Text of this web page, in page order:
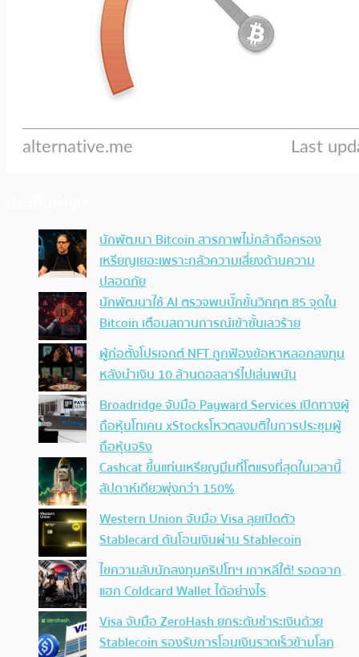
นักพัฒนา Bitcoin สารภาพไม่กล้าถือครอง
เหรียญเยอะเพราะกลัวความเสี่ยงด้านความ
ปลอดภัย
นักพัฒนาใช้ AI ตรวจพบบั๊กขั้นวิกฤต 85 จุดใน
Bitcoin เตือนสถานการณ์เข้าขั้นเลวร้าย
ผู้ก่อตั้งโปรเจกต์ NFT ถูกฟ้องข้อหาหลอกลงทุน
หลังนำเงิน 10 ล้านดอลลาร์ไปเล่นพนัน
Broadridge จับมือ Payward Services เปิดทางผู้
ถือหุ้นโทเคน xStocksโหวตลงมติในการประชุมผู้
ถือหุ้นจริง
Cashcat ขึ้นแท่นเหรียญมีมที่โตแรงที่สุดในเวลานี้
สัปดาห์เดียวพุ่งกว่า 150%
Western Union จับมือ Visa ลุยเปิดตัว
Stablecard ดันโอนเงินผ่าน Stablecoin
ไขความลับนักลงทุนคริปโทฯ เกาหลีใต้! รอดจาก
แฮก Coldcard Wallet ได้อย่างไร
Visa จับมือ ZeroHash ยกระดับชำระเงินด้วย
Stablecoin รองรับการโอนเงินรวดเร็วข้ามโลก